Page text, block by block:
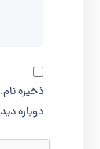
ذخیره
دوباره